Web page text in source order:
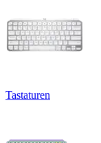
Tastaturen